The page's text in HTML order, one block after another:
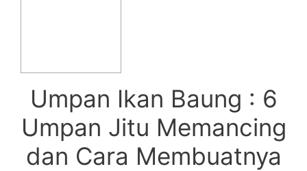
Umpan Ikan Baung : 6
Umpan Jitu Memancing
dan Cara Membuatnya